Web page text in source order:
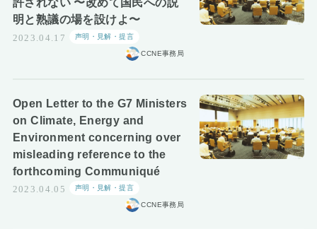
明と熟議の場を設けよ〜
2023.04.17 声明・見解・提言
CCNE事務局
Open Letter to the G7 Ministers
on Climate, Energy and
Environment concerning over
misleading reference to the
forthcoming Communiqué
2023.04.05 声明・見解・提言
CCNE事務局